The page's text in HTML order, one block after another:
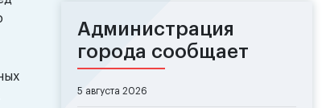
Администрация
города сообщает
5 августа 2026